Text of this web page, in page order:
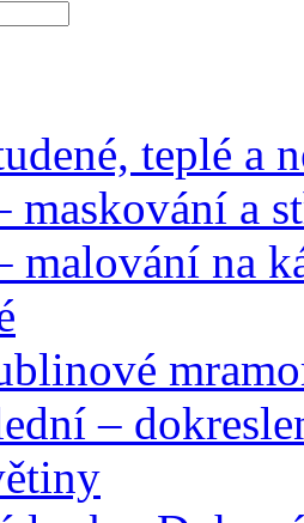
teplé a
maskování a
malování na
–